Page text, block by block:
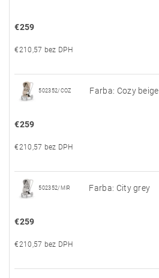
€259
€210,57 bez DPH
502352/COZ Farba: Cozy beige
€259
€210,57 bez DPH
502352/MIR Farba: City grey
€259
€210,57 bez DPH